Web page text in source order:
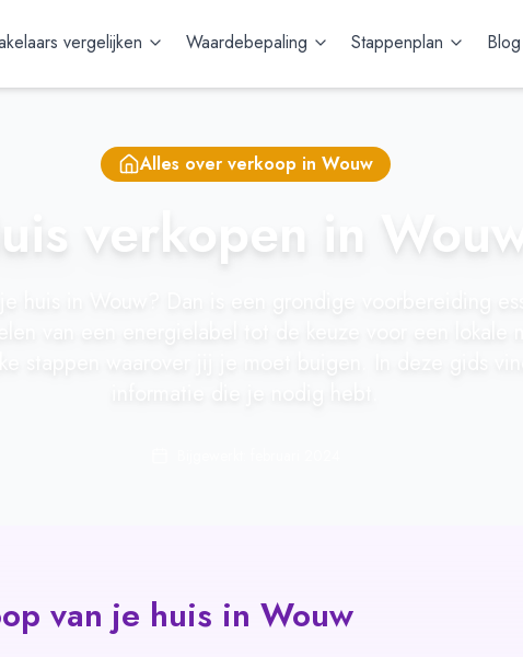
vergelijken Waardebepaling Stappenplan Blog
Alles over verkoop in Wouw
verkopen in Wouw
van je huis in Wouw